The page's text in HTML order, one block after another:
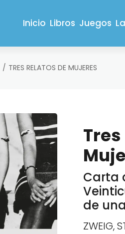
Inicio Libros Juegos
TRES RELATOS DE MUJERES
Carta
de
ZWEIG,